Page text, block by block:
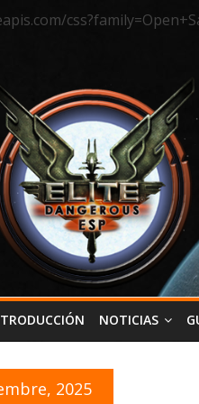
NOTICIAS
2025